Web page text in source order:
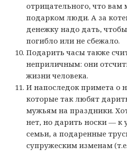
отрицательного, что вам
подарком люди. А за
денежку надо дать,
погибло или не сбежало.
Подарить часы также
неприличным: они
жизни человека.
И напоследок примета о
которые так любят
мужьям на праздники.
нет, но дарить носки — к
семьи, а подаренные
супружеским изменам